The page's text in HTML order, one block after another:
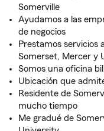
Somerville
Ayudamos a las
de negocios
Prestamos servicios
Somerset, Mercer y
Somos una oficina
Ubicación que
Residente de
mucho tiempo
Me gradué de